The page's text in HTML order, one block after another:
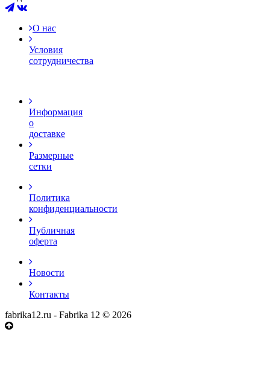
О нас
Условия
сотрудничества
Информация
о
доставке
Размерные
сетки
Политика
конфиденциальности
Публичная
оферта
Новости
Контакты
fabrika12.ru - Fabrika 12 © 2026